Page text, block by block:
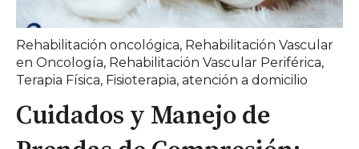
Rehabilitación oncológica, Rehabilitación Vascular
en Oncología, Rehabilitación Vascular Periférica,
Terapia Física, Fisioterapia, atención a domicilio
Cuidados y Manejo de